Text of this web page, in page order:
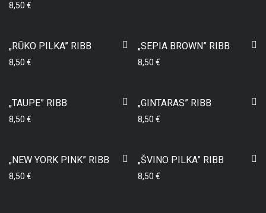
8,50 €
„RŪKO PILKA” RIBB
8,50 €
„SEPIA BROWN” RIBB
8,50 €
„TAUPE” RIBB
8,50 €
„GINTARAS” RIBB
8,50 €
„NEW YORK PINK” RIBB
8,50 €
„ŠVINO PILKA” RIBB
8,50 €